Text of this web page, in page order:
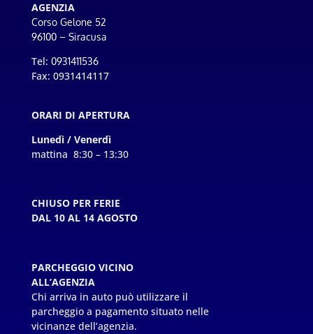
AGENZIA
Corso Gelone 52
96100 – Siracusa
Tel: 0931411536
Fax: 0931414117
ORARI DI APERTURA
Lunedì / Venerdì
mattina 8:30 – 13:30
CHIUSO PER FERIE
DAL 10 AL 14 AGOSTO
PARCHEGGIO VICINO
ALL’AGENZIA
Chi arriva in auto può utilizzare il
parcheggio a pagamento situato nelle
vicinanze dell’agenzia.